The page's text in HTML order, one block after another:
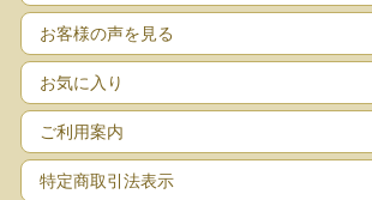
お客様の声を見る
お気に入り
ご利用案内
特定商取引法表示